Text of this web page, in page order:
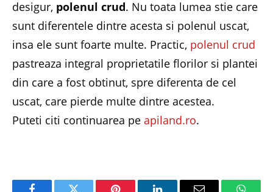
desigur, polenul crud. Nu toata lumea stie care
sunt diferentele dintre acesta si polenul uscat,
insa ele sunt foarte multe. Practic, polenul crud
pastreaza integral proprietatile florilor si plantei
din care a fost obtinut, spre diferenta de cel
uscat, care pierde multe dintre acestea.
Puteti citi continuarea pe apiland.ro.